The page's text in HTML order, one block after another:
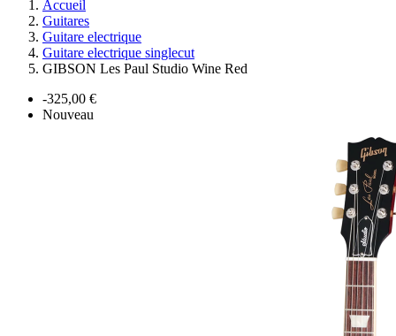
Accueil
Guitares
Guitare electrique
Guitare electrique singlecut
GIBSON Les Paul Studio Wine Red
-325,00 €
Nouveau